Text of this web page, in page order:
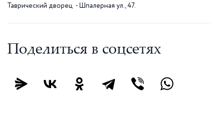
Таврический дворец - Шпалерная ул., 47.
Поделиться в соцсетях